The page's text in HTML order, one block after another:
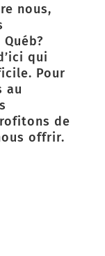
nous,
qui
Pour
au
de
offrir.